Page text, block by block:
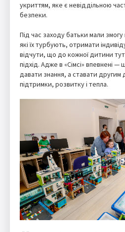
укриттям, яке є невіддільною
безпеки.
Під час заходу батьки мали
які їх турбують, отримати
відчути, що до кожної дитини
підхід. Адже в «Сімсі» впевнені
давати знання, а ставати
підтримки, розвитку і тепла.